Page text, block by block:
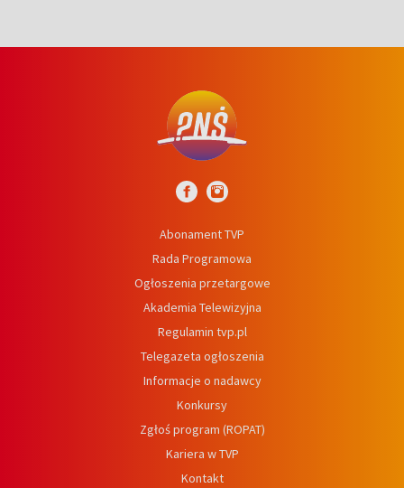
Abonament TVP
Rada Programowa
Ogłoszenia przetargowe
Akademia Telewizyjna
Regulamin tvp.pl
Telegazeta ogłoszenia
Informacje o nadawcy
Konkursy
Zgłoś program (ROPAT)
Kariera w TVP
Kontakt